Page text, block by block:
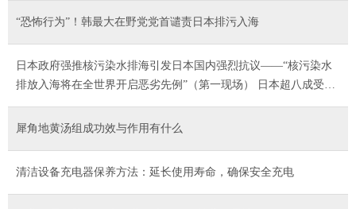
“恐怖行为”！韩最大在野党党首谴责日本排污入海
日本政府强推核污染水排海引发日本国内强烈抗议——“核污染水
排放入海将在全世界开启恶劣先例”（第一现场） 日本超八成受访
者认为政府相关说明“不充分”
犀角地黄汤组成功效与作用有什么
清洁设备充电器保养方法：延长使用寿命，确保安全充电